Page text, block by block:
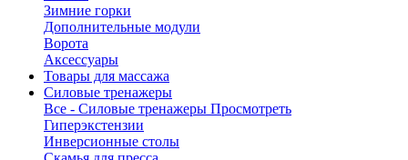
Зимние горки
Дополнительные модули
Ворота
Аксессуары
Товары для массажа
Силовые тренажеры
Все - Силовые тренажеры Просмотреть
Гиперэкстензии
Инверсионные столы